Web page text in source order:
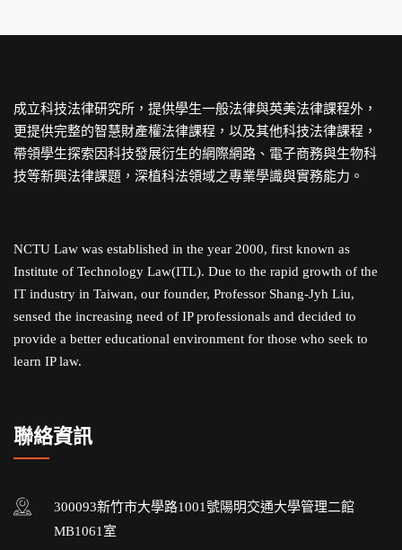
成立科技法律研究所，提供學生一般法律與英美法律課程外，
更提供完整的智慧財產權法律課程，以及其他科技法律課程，
帶領學生探索因科技發展衍生的網際網路、電子商務與生物科
技等新興法律課題，深植科法領域之專業學識與實務能力。
NCTU Law was established in the year 2000, first known as
Institute of Technology Law(ITL). Due to the rapid growth of the
IT industry in Taiwan, our founder, Professor Shang-Jyh Liu,
sensed the increasing need of IP professionals and decided to
provide a better educational environment for those who seek to
learn IP law.
聯絡資訊
300093新竹市大學路1001號陽明交通大學管理二館
MB1061室